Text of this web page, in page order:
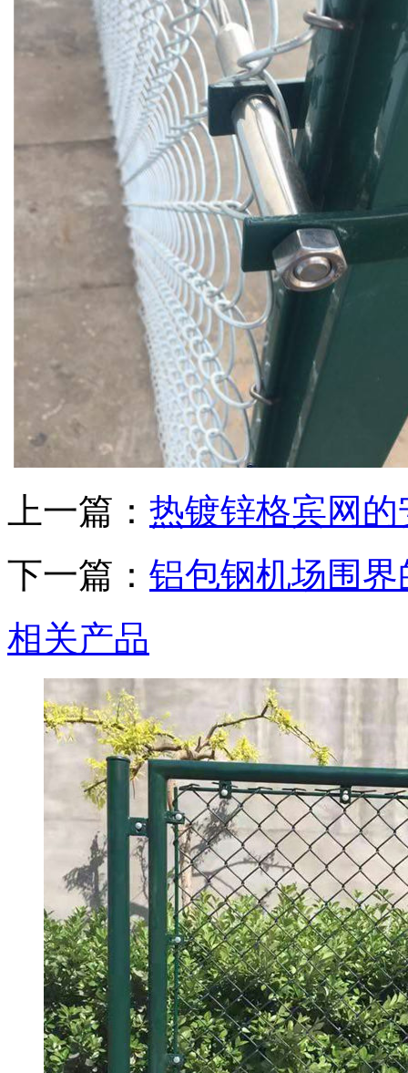
上一篇： 热镀锌格宾网
下一篇： 铝包钢机场围
相关产品